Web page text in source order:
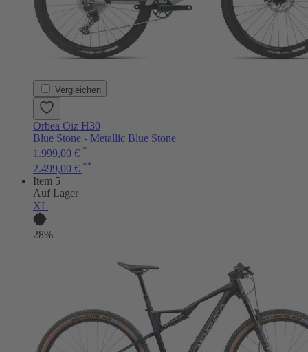
Vergleichen
Orbea Oiz H30
Blue Stone - Metallic Blue Stone
1.999,00 € *
2.499,00 € **
Item 5
Auf Lager
XL
28%